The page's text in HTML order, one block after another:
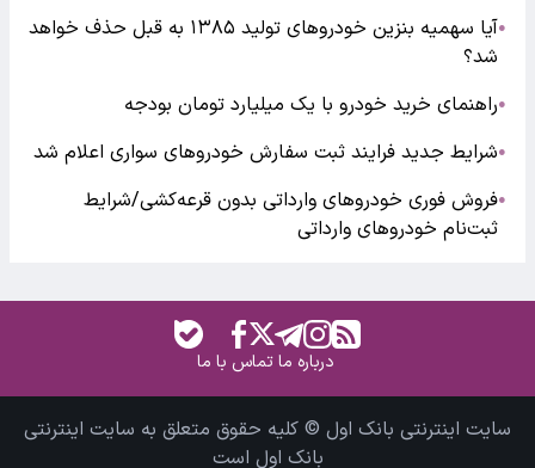
●
آیا سهمیه بنزین خودروهای تولید ۱۳۸۵ به قبل حذف خواهد
شد؟
●راهنمای خرید خودرو با یک میلیارد تومان بودجه
●شرایط جدید فرایند ثبت سفارش خودروهای سواری اعلام شد
●فروش فوری خودروهای وارداتی بدون قرعه‌کشی/شرایط
ثبت‌نام خودروهای وارداتی
درباره ماتماس با ما
سایت اینترنتی بانک اول © کلیه حقوق متعلق به سایت اینترنتی
بانک اول است